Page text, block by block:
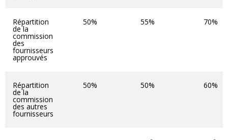
Répartition
de la
commission
des
fournisseurs
approuvés
50% 55% 70%
Répartition
de la
commission
des autres
fournisseurs
50% 50% 60%